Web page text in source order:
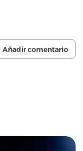
Añadir comentario